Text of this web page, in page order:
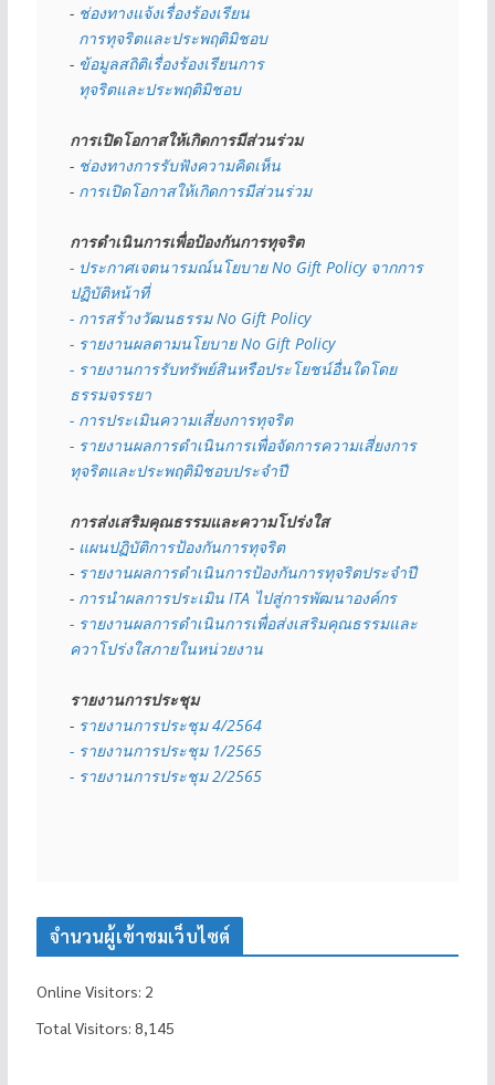
- ช่องทางแจ้งเรื่องร้องเรียน
  การทุจริตและประพฤติมิชอบ
- ข้อมูลสถิติเรื่องร้องเรียนการ
  ทุจริตและประพฤติมิชอบ
การเปิดโอกาสให้เกิดการมีส่วนร่วม
- ช่องทางการรับฟังความคิดเห็น
- การเปิดโอกาสให้เกิดการมีส่วนร่วม
การดำเนินการเพื่อป้องกันการทุจริต
- ประกาศเจตนารมณ์นโยบาย No Gift Policy จากการ
ปฏิบัติหน้าที่
- การสร้างวัฒนธรรม No Gift Policy
- รายงานผลตามนโยบาย No Gift Policy
- รายงานการรับทรัพย์สินหรือประโยชน์อื่นใดโดย
ธรรมจรรยา
- การประเมินความเสี่ยงการทุจริต
- รายงานผลการดำเนินการเพื่อจัดการความเสี่ยงการ
ทุจริตและประพฤติมิชอบประจำปี
การส่งเสริมคุณธรรมและความโปร่งใส
- แผนปฏิบัติการป้องกันการทุจริต
- รายงานผลการดำเนินการป้องกันการทุจริตประจำปี
- การนำผลการประเมิน ITA ไปสู่การพัฒนาองค์กร
- รายงานผลการดำเนินการเพื่อส่งเสริมคุณธรรมและ
ควาโปร่งใสภายในหน่วยงาน
รายงานการประชุม
- รายงานการประชุม 4/2564
- รายงานการประชุม 1/2565
- รายงานการประชุม 2/2565
จำนวนผู้เข้าชมเว็บไซต์
Online Visitors: 2
Total Visitors: 8,145